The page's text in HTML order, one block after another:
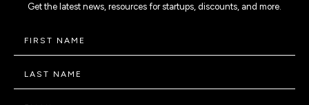
Get the latest news, resources for startups, discounts, and more.